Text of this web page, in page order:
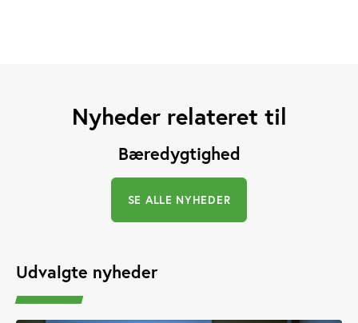
Nyheder relateret til
Bæredygtighed
SE ALLE NYHEDER
Udvalgte nyheder